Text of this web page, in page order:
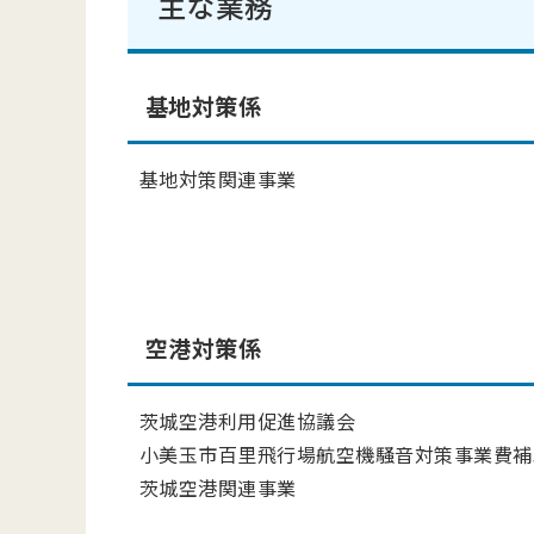
基地対策係
基地対策関連事業
空港対策係
茨城空港利用促進協議会
小美玉市百里飛行場航空機騒音対策事業費
茨城空港関連事業